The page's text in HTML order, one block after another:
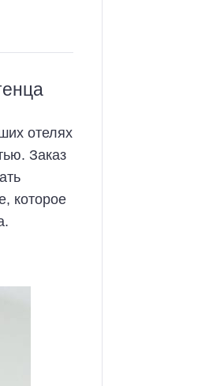
отелях
Заказ
которое